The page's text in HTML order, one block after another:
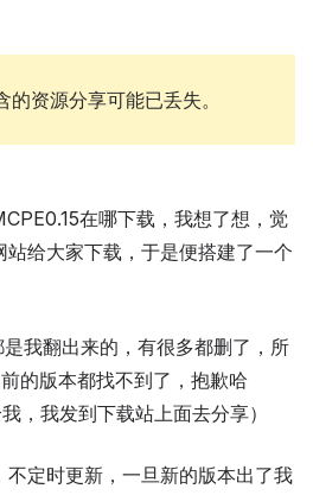
资源分享可能已丢失。
在哪下载，我想了想，觉
给大家下载，于是便搭建了一个
我翻出来的，有很多都删了，所
的版本都找不到了，抱歉哈
，我发到下载站上面去分享）
定时更新，一旦新的版本出了我